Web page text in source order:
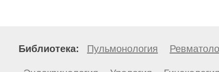
Библиотека: Пульмонология